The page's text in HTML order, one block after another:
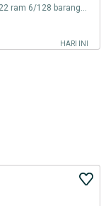
HARI INI